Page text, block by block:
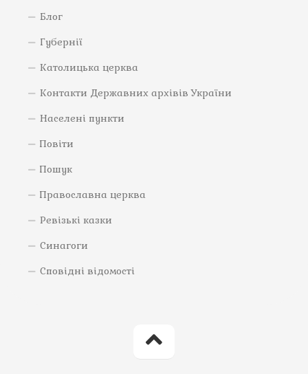
Блог
Губернії
Католицька церква
Контакти Державних архівів України
Населені пункти
Повіти
Пошук
Православна церква
Ревізькі казки
Синагоги
Сповідні відомості